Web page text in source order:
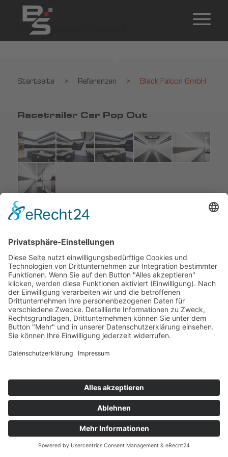
Black Falcon GmbH
Startseite > Referenzen > Black Falcon GmbH
Racetrailer Car Pop Out
Startseite > Referenzen
©BISCHOFF+SCHECK GmbH
IMPRESSUM
DATENSCHUTZ
INFORMATIONSPFLICHTEN
AGB